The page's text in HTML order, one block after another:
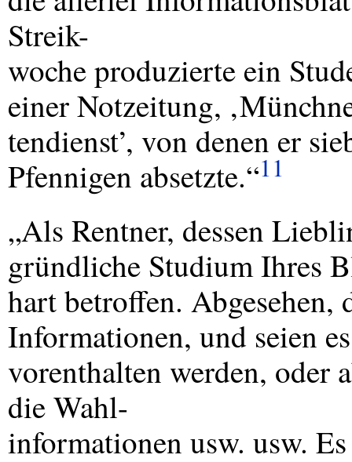
Streik-
woche produzierte ein
einer Notzeitung,
tendienst’, von denen er
Pfennigen absetzte.“11
„Als Rentner, dessen
gründliche Studium Ihres
hart betroffen.
Informationen, und seien
vorenthalten werden, oder
die Wahl-
informationen usw. usw.